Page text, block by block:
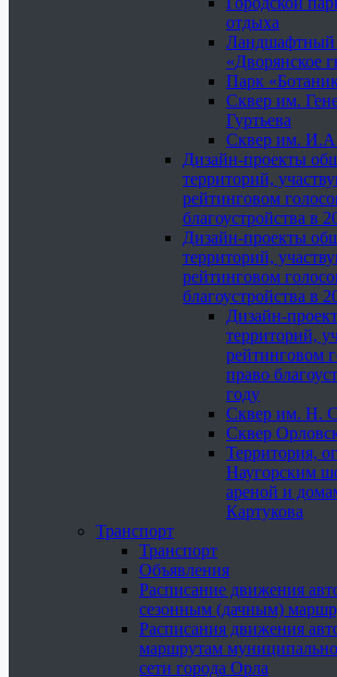
отдыха
Ландшафтный
«Дворянское
Парк
Сквер им.
Гуртьева
Сквер им.
Дизайн-проекты
территорий,
рейтинговом
благоустройства в
Дизайн-проекты
территорий,
рейтинговом
благоустройства в
Дизайн-
территорий,
рейтинговом
право
году
Сквер им. Н.
Сквер
Территория,
Наугорским
ареной и
Картукова
Транспорт
Транспорт
Объявления
Расписание движения
сезонным (дачным)
Расписания движения
маршрутам
сети города Орла